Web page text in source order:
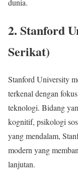
dunia.
2. Stanford
Serikat)
Stanford University
terkenal dengan
teknologi. Bidang
kognitif, psikologi
yang mendalam,
modern yang
lanjutan.